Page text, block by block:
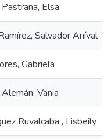
Elsa
Salvador Aníval
Gabriela
Vania
Ruvalcaba , Lisbeily